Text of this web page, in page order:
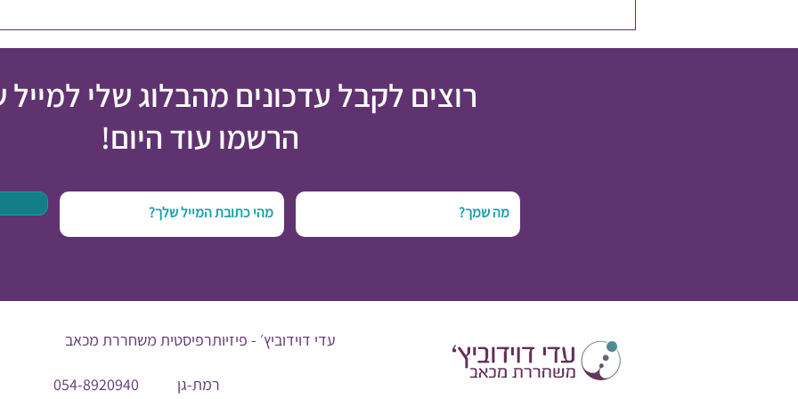
רוצים לקבל עדכונים מהבלוג שלי
הרשמו עוד היום!
עדי דוידוביץ׳ - פיזיותרפיסטית משחררת מכאב
054-8920940 רמת-גן